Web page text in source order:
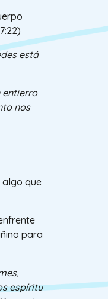
está
entierro
nos
algo que
para
espíritu